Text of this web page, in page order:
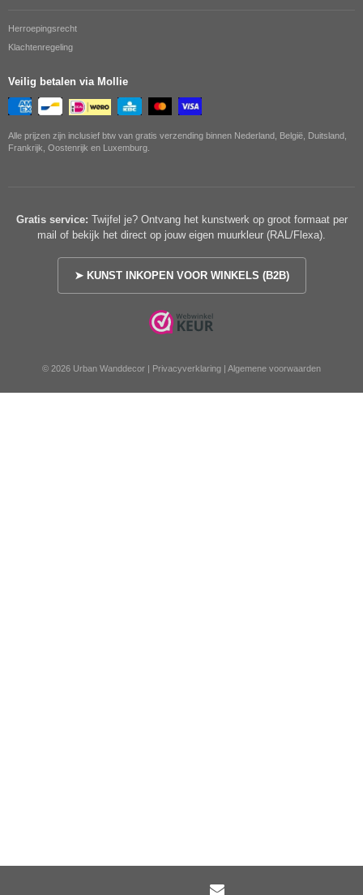
Herroepingsrecht
Klachtenregeling
Veilig betalen via Mollie
Alle prijzen zijn inclusief btw van gratis verzending binnen Nederland, België, Duitsland,
Frankrijk, Oostenrijk en Luxemburg.
Gratis service: Twijfel je? Ontvang het kunstwerk op groot formaat per
mail of bekijk het direct op jouw eigen muurkleur (RAL/Flexa).
➤ KUNST INKOPEN VOOR WINKELS (B2B)
© 2026 Urban Wanddecor | Privacyverklaring | Algemene voorwaarden